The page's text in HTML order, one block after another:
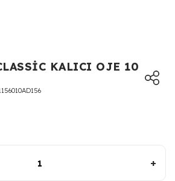
KALICI OJE 10
+